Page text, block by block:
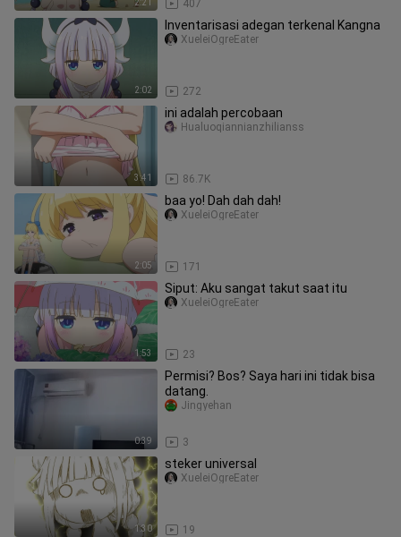
2:21 407
2:02
Inventarisasi adegan terkenal Kangna
272
XueleiOgreEater
3:41
ini adalah percobaan
86.7K
Hualuoqiannianzhilianss
2:05
baa yo! Dah dah dah!
171
XueleiOgreEater
1:53
Siput: Aku sangat takut saat itu
23
XueleiOgreEater
0:39
Permisi? Bos? Saya hari ini tidak bisa
datang.
3
Jingyehan
1:30
steker universal
19
XueleiOgreEater